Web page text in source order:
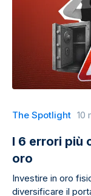
The Spotlight 10
I 6 errori più
oro
Investire in oro
diversificare il